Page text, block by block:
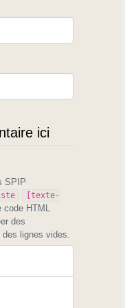
ici
SPIP
[texte-
code HTML
des
lignes vides.